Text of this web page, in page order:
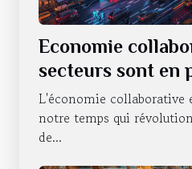
Economie
secteurs sont en
pourquoi
L'économie collaborative
notre temps qui
de...